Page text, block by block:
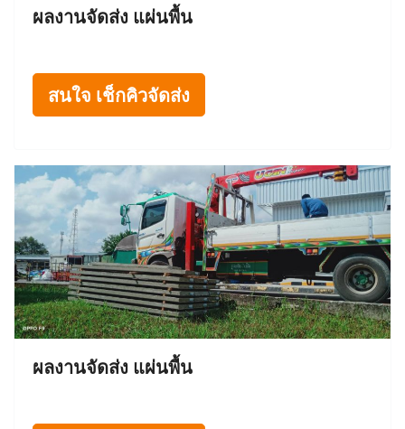
ผลงานจัดส่ง แผ่นพื้น
สนใจ เช็กคิวจัดส่ง
ผลงานจัดส่ง แผ่นพื้น